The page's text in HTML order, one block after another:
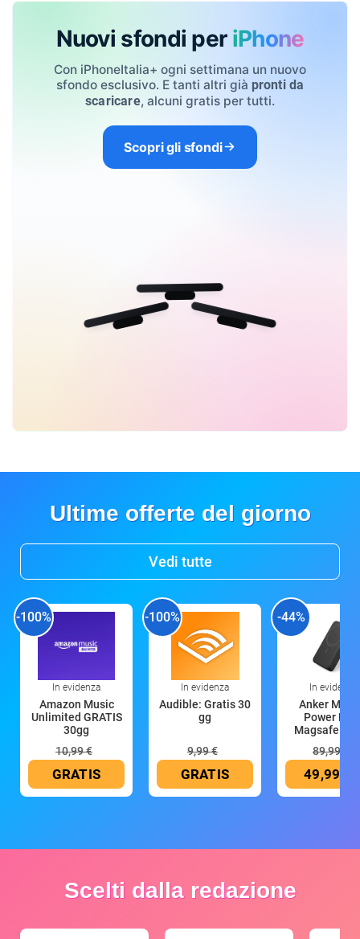
Nuovi sfondi per iPhone
Con iPhoneItalia+ ogni settimana un nuovo
sfondo esclusivo. E tanti altri già pronti da
scaricare, alcuni gratis per tutti.
Scopri gli sfondi
Ultime offerte del giorno
Vedi tutte
-100%
In evidenza
Amazon Music
Unlimited GRATIS
30gg
10,99 €
GRATIS
-100%
In evidenza
Audible: Gratis 30
gg
9,99 €
GRATIS
-44%
In evidenza
Anker
Power
Magsafe
89,99 €
49,99 €
Scelti dalla redazione